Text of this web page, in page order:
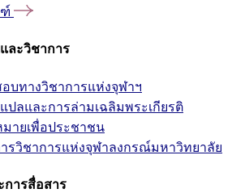
ละวิชาการ
บทางวิชาการแห่งจุฬาฯ
ปลและการล่ามเฉลิมพระเกียรติ
ายเพื่อประชาชน
รวิชาการแห่งจุฬาลงกรณ์มหาวิทยาลัย
การสื่อสาร